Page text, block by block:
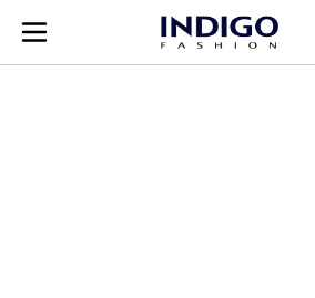
Прескачане към съдържанието